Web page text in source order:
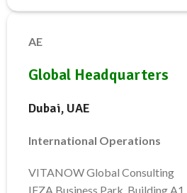
AE
Global Headquarters
Dubai, UAE
International Operations
VITANOW Global Consulting
IFZA Business Park, Building A1